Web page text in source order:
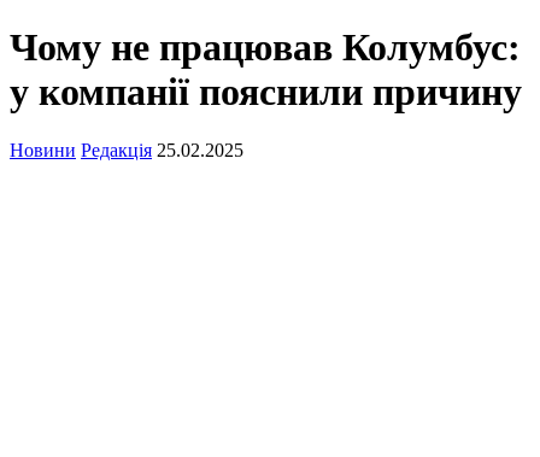
Чому не працював Колумбус:
у компанії пояснили причину
Новини Редакція 25.02.2025